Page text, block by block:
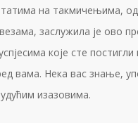
на такмичењима,
заслужила је ово
које сте
вама. Нека вас знање,
изазовима.